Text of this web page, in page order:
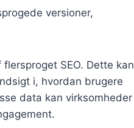
versioner,
SEO. Dette kan
i, hvordan brugere
data kan virksomheder